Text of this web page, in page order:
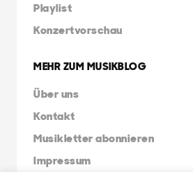
Playlist
Konzertvorschau
MEHR ZUM MUSIKBLOG
Über uns
Kontakt
Musikletter abonnieren
Impressum